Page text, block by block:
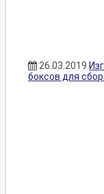
26.03.2019
боксов для